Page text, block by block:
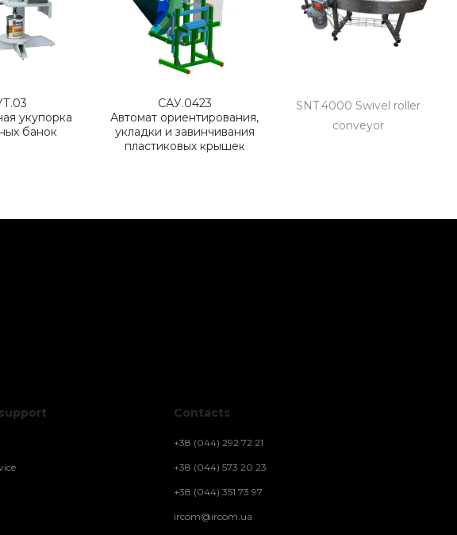
укупорка
банок
САУ.0423
Автомат ориентирования,
укладки и завинчивания
пластиковых крышек
SNT.4000 Swivel roller
conveyor
Contacts
+38 (044) 292 72 21
+38 (044) 573 20 23
+38 (044) 351 73 97
ircom@ircom.ua